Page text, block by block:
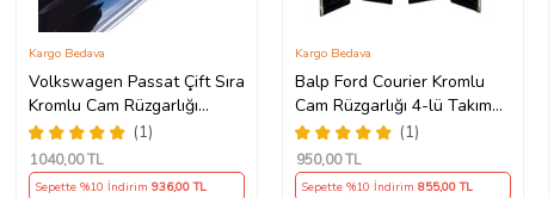
Volkswagen Passat Çift Sıra
Kromlu Cam Rüzgarlığı
1996-2005
(1)
Kargo Bedava
1040,00 TL
Sepette %10 İndirim 936,00 TL
Balp Ford Courier Kromlu
Cam Rüzgarlığı 4-lü Takım
2014 Ve Sonrası
(1)
Kargo Bedava
950,00 TL
Sepette %10 İndirim 855,00 TL